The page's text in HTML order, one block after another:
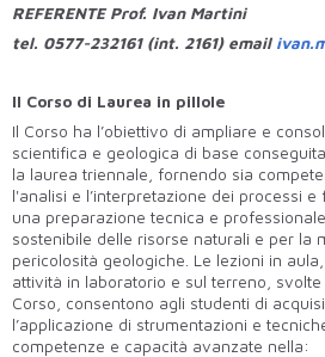
REFERENTE Prof. Ivan Martini
tel. 0577-232161 (int. 2161) email
Il Corso di Laurea in pillole
Il Corso ha l’obiettivo di ampliare e
scientifica e geologica di base
la laurea triennale, fornendo sia
l'analisi e l’interpretazione dei processi
una preparazione tecnica e
sostenibile delle risorse naturali e per la
pericolosità geologiche. Le lezioni in
attività in laboratorio e sul terreno,
Corso, consentono agli studenti di
l’applicazione di strumentazioni e
competenze e capacità avanzate nella: